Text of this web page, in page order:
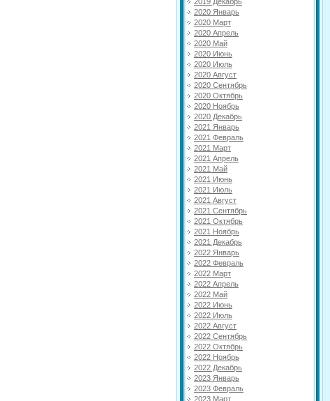
2020 Январь
2020 Март
2020 Апрель
2020 Май
2020 Июнь
2020 Июль
2020 Август
2020 Сентябрь
2020 Октябрь
2020 Ноябрь
2020 Декабрь
2021 Январь
2021 Февраль
2021 Март
2021 Апрель
2021 Май
2021 Июнь
2021 Июль
2021 Август
2021 Сентябрь
2021 Октябрь
2021 Ноябрь
2021 Декабрь
2022 Январь
2022 Февраль
2022 Март
2022 Апрель
2022 Май
2022 Июнь
2022 Июль
2022 Август
2022 Сентябрь
2022 Октябрь
2022 Ноябрь
2022 Декабрь
2023 Январь
2023 Февраль
2023 Март